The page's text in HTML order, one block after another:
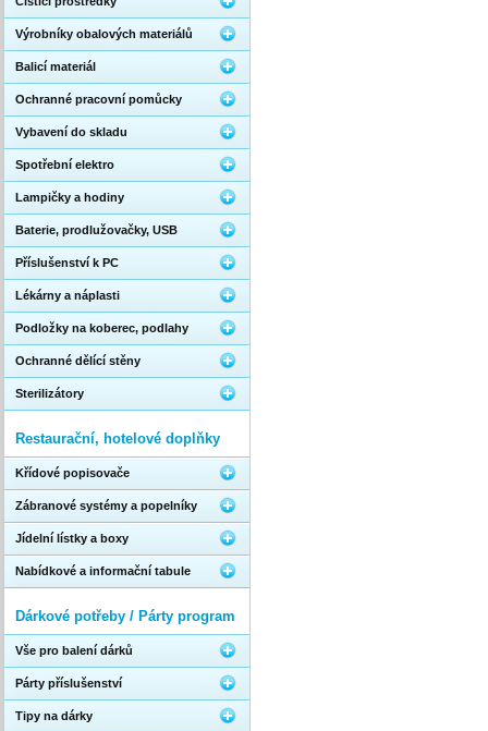
Výrobníky obalových materiálů
Balicí materiál
Ochranné pracovní pomůcky
Vybavení do skladu
Spotřební elektro
Lampičky a hodiny
Baterie, prodlužovačky, USB
Příslušenství k PC
Lékárny a náplasti
Podložky na koberec, podlahy
Ochranné dělící stěny
Sterilizátory
Restaurační, hotelové doplňky
Křídové popisovače
Zábranové systémy a popelníky
Jídelní lístky a boxy
Nabídkové a informační tabule
Dárkové potřeby / Párty program
Vše pro balení dárků
Párty příslušenství
Tipy na dárky